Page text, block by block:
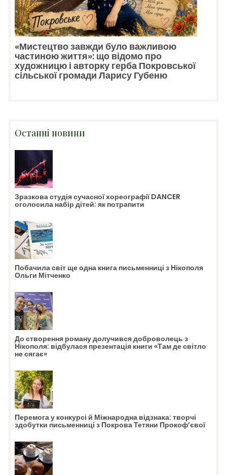
«Мистецтво завжди було важливою
частиною життя»: що відомо про
художницю і авторку герба Покровської
сільської громади Ларису Губеню
Останні новини
Зразкова студія сучасної хореографії DANCER
оголосила набір дітей: як потрапити
Побачила світ ще одна книга письменниці з Нікополя
Ольги Мітченко
До створення роману долучився доброволець з
Нікополя: відбулася презентація книги «Там де світло
не сягає»
Перемога у конкурсі й Міжнародна відзнака: творчі
здобутки письменниці з Покрова Тетяни Прокоф’євої